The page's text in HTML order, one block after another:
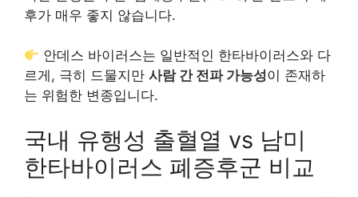
후가 매우 좋지 않습니다.
안데스 바이러스는 일반적인 한타바이러스와 다
르게, 극히 드물지만 사람 간 전파 가능성이 존재하
는 위험한 변종입니다.
국내 유행성 출혈열 vs 남미
한타바이러스 폐증후군 비교